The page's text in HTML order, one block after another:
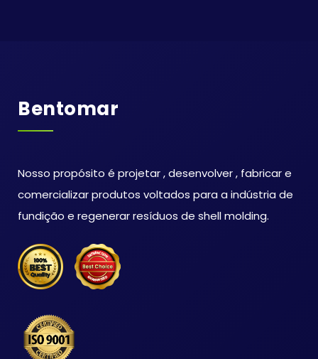
Bentomar
Nosso propósito é projetar , desenvolver , fabricar e
comercializar produtos voltados para a indústria de
fundição e regenerar resíduos de shell molding.